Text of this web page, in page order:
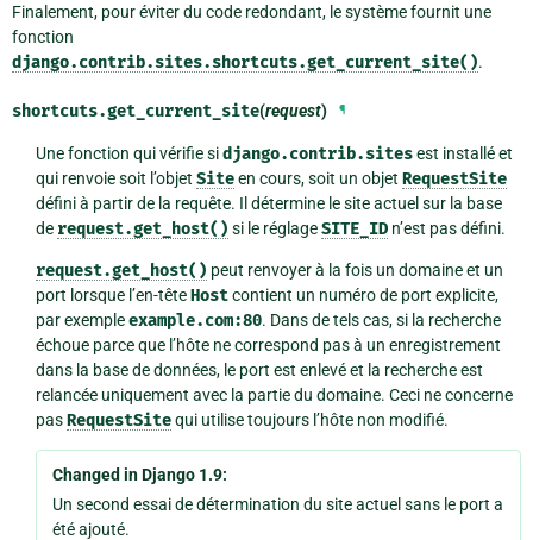
Finalement, pour éviter du code redondant, le système fournit une
fonction
django.contrib.sites.shortcuts.get_current_site().
shortcuts.get_current_site(request) ¶
Une fonction qui vérifie sidjango.contrib.sitesest installé et
qui renvoie soit l’objet Siteen cours, soit un objet RequestSite
défini à partir de la requête. Il détermine le site actuel sur la base
de request.get_host() si le réglageSITE_IDn’est pas défini.
request.get_host() peut renvoyer à la fois un domaine et un
port lorsque l’en-têteHostcontient un numéro de port explicite,
par exempleexample.com:80. Dans de tels cas, si la recherche
échoue parce que l’hôte ne correspond pas à un enregistrement
dans la base de données, le port est enlevé et la recherche est
relancée uniquement avec la partie du domaine. Ceci ne concerne
pasRequestSitequi utilise toujours l’hôte non modifié.
Changed in Django 1.9:
Un second essai de détermination du site actuel sans le port a
été ajouté.